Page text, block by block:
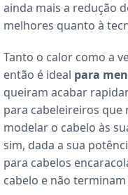
ainda mais a redução
melhores quanto à
Tanto o calor como a
então é ideal para
queiram acabar
para cabeleireiros
modelar o cabelo às
sim, dada a sua
para cabelos
cabelo e não